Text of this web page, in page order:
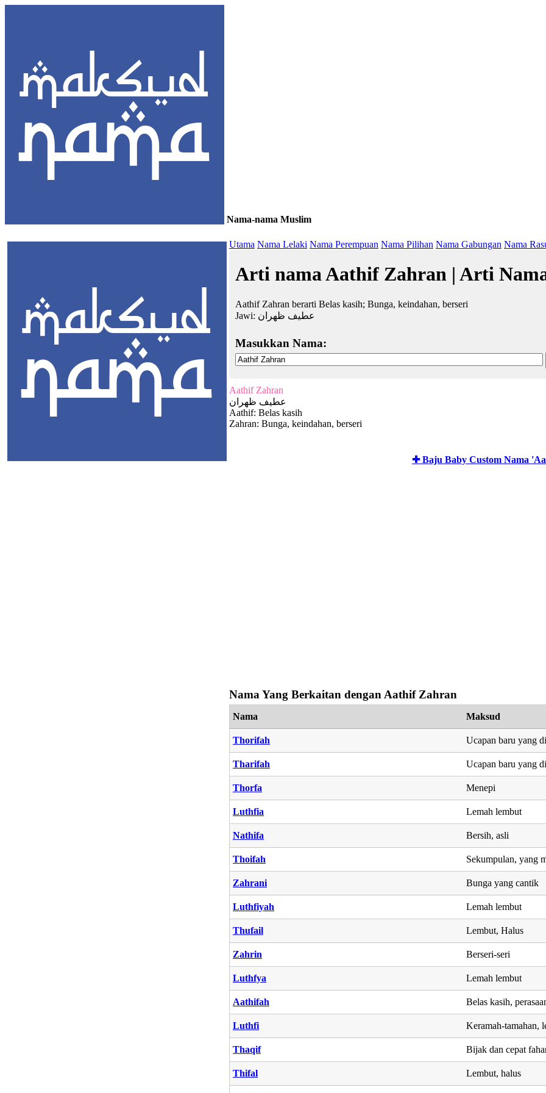
Nama-nama Muslim
Utama Nama Lelaki Nama Perempuan Nama Pilihan Nama Gabungan Nama
Arti nama Aathif Zahran | Arti
Aathif Zahran berarti Belas kasih; Bunga, keindahan, berseri
Jawi: عطيف ظهران
Masukkan Nama:
Aathif Zahran
عطيف ظهران
Aathif: Belas kasih
Zahran: Bunga, keindahan, berseri
✚ Baju Baby Custom Nama
Nama Yang Berkaitan dengan Aathif Zahran
Nama Maksud
Thorifah Ucapan baru yang
Tharifah Ucapan baru yang
Thorfa Menepi
Luthfia Lemah lembut
Nathifa Bersih, asli
Thoifah Sekumpulan, yang
Zahrani Bunga yang cantik
Luthfiyah Lemah lembut
Thufail Lembut, Halus
Zahrin Berseri-seri
Luthfya Lemah lembut
Aathifah Belas kasih,
Luthfi Keramah-tamahan,
Thaqif Bijak dan cepat
Thifal Lembut, halus